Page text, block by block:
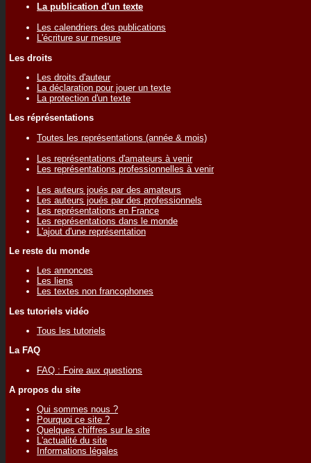
La publication d'un texte
Les calendriers des publications
L'écriture sur mesure
Les droits
Les droits d'auteur
La déclaration pour jouer un texte
La protection d'un texte
Les réprésentations
Toutes les représentations (année & mois)
Les représentations d'amateurs à venir
Les représentations professionnelles à venir
Les auteurs joués par des amateurs
Les auteurs joués par des professionnels
Les représentations en France
Les représentations dans le monde
L'ajout d'une représentation
Le reste du monde
Les annonces
Les liens
Les textes non francophones
Les tutoriels vidéo
Tous les tutoriels
La FAQ
FAQ : Foire aux questions
A propos du site
Qui sommes nous ?
Pourquoi ce site ?
Quelques chiffres sur le site
L'actualité du site
Informations légales